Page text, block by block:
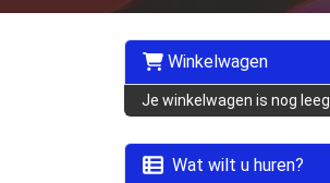
Winkelwagen
Je winkelwagen is nog leeg.
Wat wilt u huren?